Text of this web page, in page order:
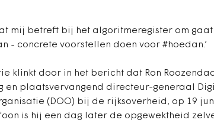
mij betreft bij het algoritmeregister om
- concrete voorstellen doen voor #hoedan.’
klinkt door in het bericht dat Ron
en plaatsvervangend directeur-generaal
(DOO) bij de rijksoverheid, op 19
is hij een dag later de opgewektheid